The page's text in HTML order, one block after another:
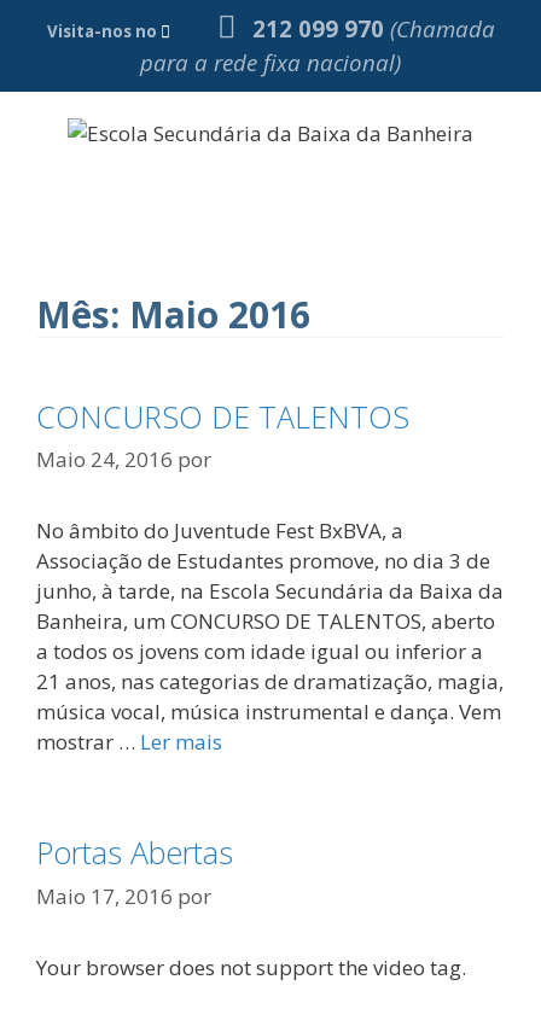
Visita-nos no 212 099 970 (Chamada
para a rede fixa nacional)
Mês: Maio 2016
CONCURSO DE TALENTOS
Maio 24, 2016 por
No âmbito do Juventude Fest BxBVA, a
Associação de Estudantes promove, no dia 3 de
junho, à tarde, na Escola Secundária da Baixa da
Banheira, um CONCURSO DE TALENTOS, aberto
a todos os jovens com idade igual ou inferior a
21 anos, nas categorias de dramatização, magia,
música vocal, música instrumental e dança. Vem
mostrar … Ler mais
Portas Abertas
Maio 17, 2016 por
Your browser does not support the video tag.